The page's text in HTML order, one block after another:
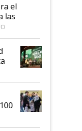
el
las
veo